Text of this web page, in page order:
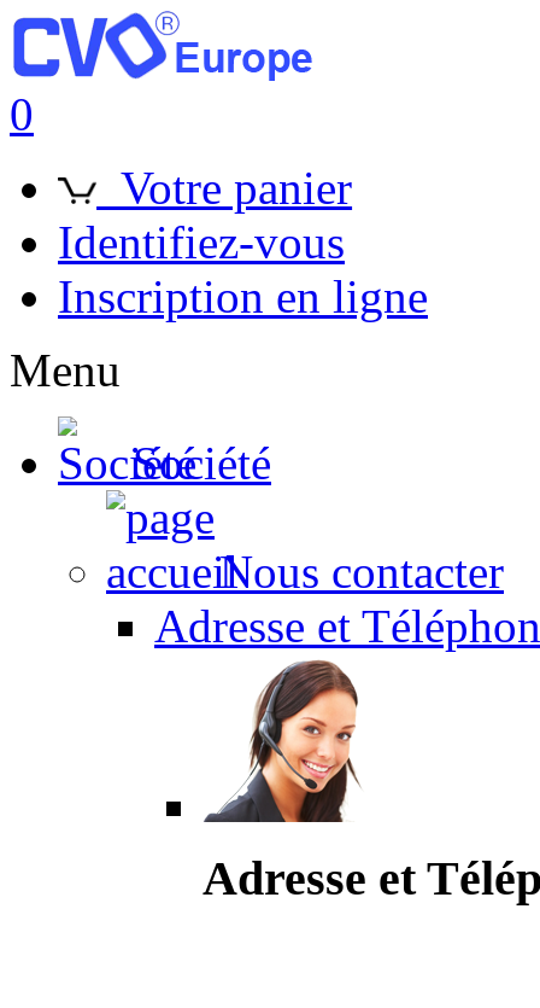
0
Votre panier
Identifiez-vous
Inscription en ligne
Menu
Société
Nous contacter
Adresse et
Adresse et